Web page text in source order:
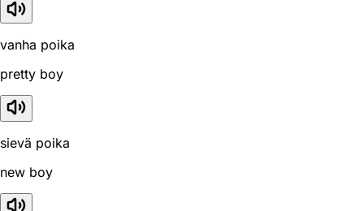
vanha poika
pretty boy
sievä poika
new boy